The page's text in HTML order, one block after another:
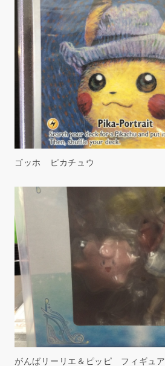
ゴッホ ピカチュウ
がんばリーリエ＆ピッピ フィギュア